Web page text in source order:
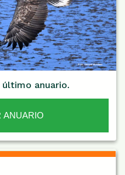
anuario.
ANUARIO